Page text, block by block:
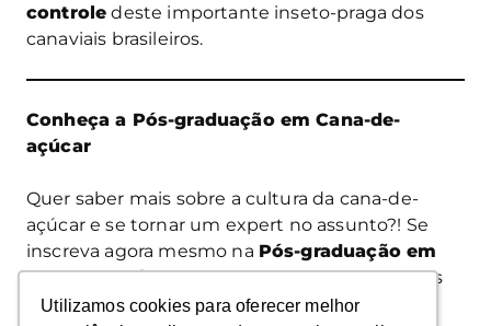
Utilizamos cookies para oferecer melhor
Utilizamos cookies para oferecer melhor
controle deste importante inseto-praga dos
canaviais brasileiros.
Conheça a Pós-graduação em Cana-de-
açúcar
Quer saber mais sobre a cultura da cana-de-
açúcar e se tornar um expert no assunto?! Se
inscreva agora mesmo na Pós-graduação em
Cana-de-açúcar, da Agroadvance e torne suas
próximas safras mais rentáveis e produtivas!